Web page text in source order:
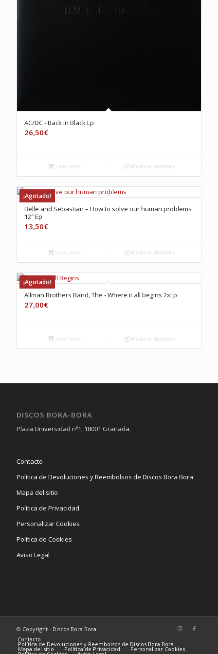
AC/DC ‎- Back in Black Lp
26,50€
Leer más Mostrar detalles
¡Agotado!
Belle and Sebastian – How to solve our human problems
12″ Ep
13,50€
Leer más Mostrar detalles
¡Agotado!
Allman Brothers Band, The ‎- Where it all begins 2xLp
27,00€
Leer más Mostrar detalles
DISCOS BORA-BORA
Plaza Universidad nº1, 18001 Granada.
Contacto
Política de Devoluciones y Reembolsos de Discos Bora Bora
Mapa del sitio
Política de Privacidad
Personalizar Cookies
Política de Cookies
Aviso Legal
© Copyright - Discos Bora Bora
Contacto
Política de Devoluciones y Reembolsos de Discos Bora Bora
Mapa del sitio Política de Privacidad Personalizar Cookies